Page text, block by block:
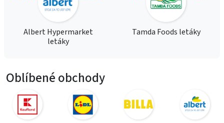
Albert Hypermarket
letáky
Tamda Foods letáky
Oblíbené obchody